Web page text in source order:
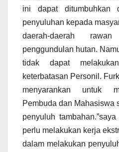
ini dapat ditumbuhkan
penyuluhan kepada
daerah-daerah
penggundulan hutan.
tidak dapat
keterbatasan Personil.
menyarankan untuk
Pembuda dan Mahasiswa
penyuluh
perlu melakukan kerja
dalam melakukan